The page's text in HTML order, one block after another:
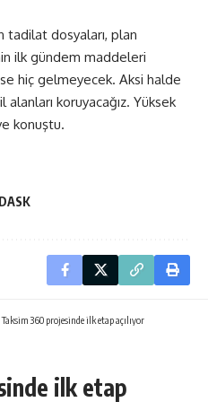
tadilat dosyaları, plan
ilk gündem maddeleri
hiç gelmeyecek. Aksi halde
koruyacağız. Yüksek
konuştu.
DASK
Taksim 360 projesinde ilk etap açılıyor
ilk etap